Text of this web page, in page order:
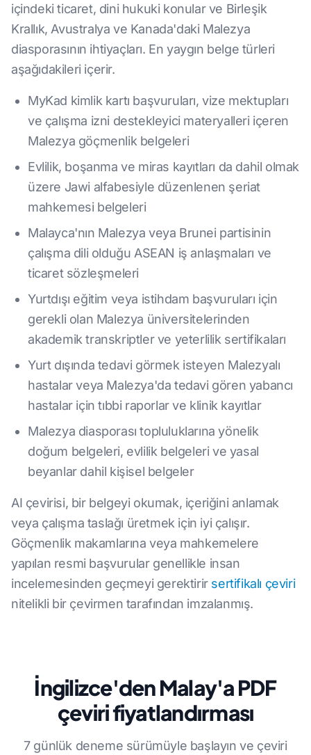
içindeki ticaret, dini hukuki konular ve Birleşik
Krallık, Avustralya ve Kanada'daki Malezya
diasporasının ihtiyaçları. En yaygın belge türleri
aşağıdakileri içerir.
MyKad kimlik kartı başvuruları, vize mektupları
ve çalışma izni destekleyici materyalleri içeren
Malezya göçmenlik belgeleri
Evlilik, boşanma ve miras kayıtları da dahil olmak
üzere Jawi alfabesiyle düzenlenen şeriat
mahkemesi belgeleri
Malayca'nın Malezya veya Brunei partisinin
çalışma dili olduğu ASEAN iş anlaşmaları ve
ticaret sözleşmeleri
Yurtdışı eğitim veya istihdam başvuruları için
gerekli olan Malezya üniversitelerinden
akademik transkriptler ve yeterlilik sertifikaları
Yurt dışında tedavi görmek isteyen Malezyalı
hastalar veya Malezya'da tedavi gören yabancı
hastalar için tıbbi raporlar ve klinik kayıtlar
Malezya diasporası topluluklarına yönelik
doğum belgeleri, evlilik belgeleri ve yasal
beyanlar dahil kişisel belgeler
AI çevirisi, bir belgeyi okumak, içeriğini anlamak
veya çalışma taslağı üretmek için iyi çalışır.
Göçmenlik makamlarına veya mahkemelere
yapılan resmi başvurular genellikle insan
incelemesinden geçmeyi gerektirir sertifikalı çeviri
nitelikli bir çevirmen tarafından imzalanmış.
İngilizce'den Malay'a PDF
çeviri fiyatlandırması
7 günlük deneme sürümüyle başlayın ve çeviri